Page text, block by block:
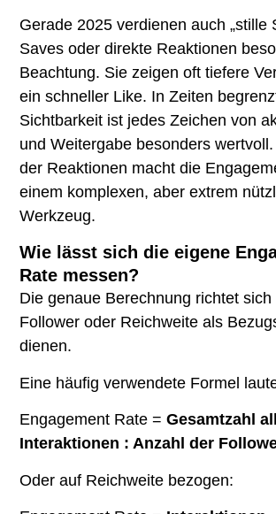
Gerade 2025 verdienen auch „stille
Saves oder direkte Reaktionen
Beachtung. Sie zeigen oft tiefere
ein schneller Like. In Zeiten
Sichtbarkeit ist jedes Zeichen von
und Weitergabe besonders
der Reaktionen macht die
einem komplexen, aber extrem
Werkzeug.
Wie lässt sich die eigene
Rate messen?
Die genaue Berechnung richtet
Follower oder Reichweite als
dienen.
Eine häufig verwendete Formel
Engagement Rate =Gesamtzahl
Interaktionen : Anzahl der
Oder auf Reichweite bezogen: